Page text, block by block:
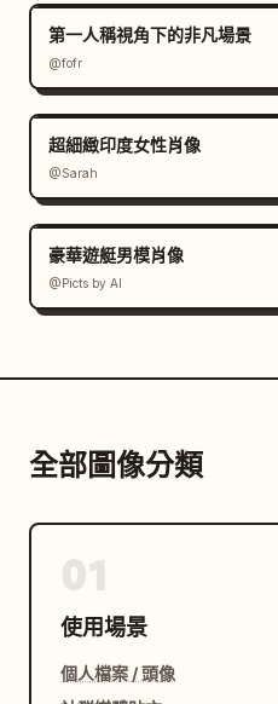
第一人稱視角下的非凡場景
@fofr
超細緻印度女性肖像
@Sarah
豪華遊艇男模肖像
@Picts by AI
全部圖像分類
使用場景
個人檔案 / 頭像